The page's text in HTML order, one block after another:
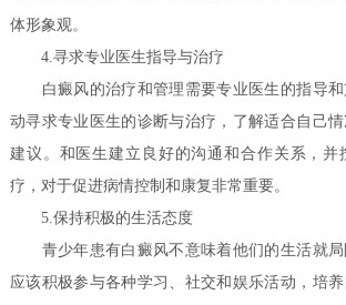
体形象观。
4.寻求专业医生指导与治疗
白癜风的治疗和管理需要专业医生的指导和
动寻求专业医生的诊断与治疗，了解适合自己
建议。和医生建立良好的沟通和合作关系，并
疗，对于促进病情控制和康复非常重要。
5.保持积极的生活态度
青少年患有白癜风不意味着他们的生活就局
应该积极参与各种学习、社交和娱乐活动，培